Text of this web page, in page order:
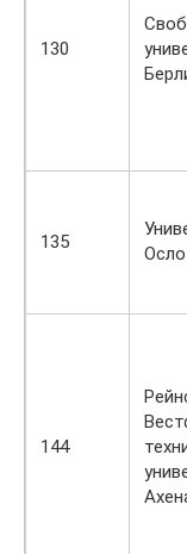
130
135
Осло
144